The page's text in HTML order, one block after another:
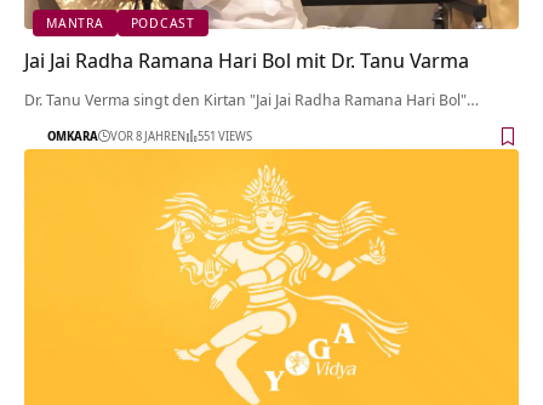
MANTRA PODCAST
Jai Jai Radha Ramana Hari Bol mit Dr. Tanu Varma
Dr. Tanu Verma singt den Kirtan "Jai Jai Radha Ramana Hari Bol"…
OMKARA VOR 8 JAHREN 551 VIEWS